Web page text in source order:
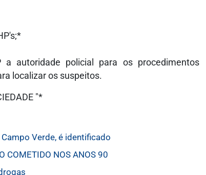
a autoridade policial para os procedimentos
localizar os suspeitos.
"*
Verde, é identificado
COMETIDO NOS ANOS 90